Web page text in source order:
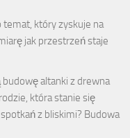
temat, który zyskuje na
jak przestrzeń staje
altanki z drewna
która stanie się
z bliskimi? Budowa